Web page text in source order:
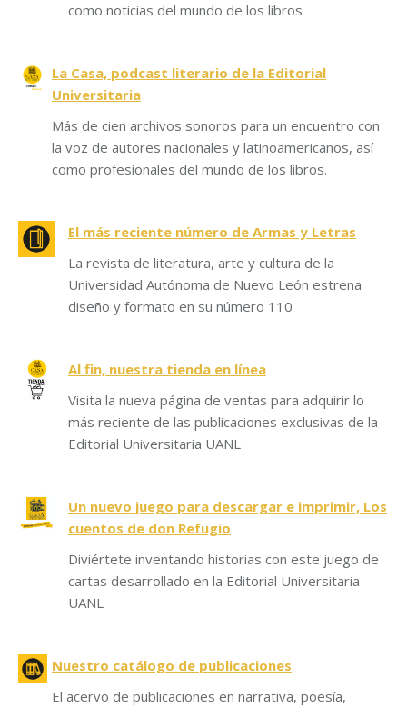
como noticias del mundo de los libros
La Casa, podcast literario de la Editorial
Universitaria
Más de cien archivos sonoros para un encuentro con
la voz de autores nacionales y latinoamericanos, así
como profesionales del mundo de los libros.
El más reciente número de Armas y Letras
La revista de literatura, arte y cultura de la
Universidad Autónoma de Nuevo León estrena
diseño y formato en su número 110
Al fin, nuestra tienda en línea
Visita la nueva página de ventas para adquirir lo
más reciente de las publicaciones exclusivas de la
Editorial Universitaria UANL
Un nuevo juego para descargar e imprimir, Los
cuentos de don Refugio
Diviértete inventando historias con este juego de
cartas desarrollado en la Editorial Universitaria
UANL
Nuestro catálogo de publicaciones
El acervo de publicaciones en narrativa, poesía,